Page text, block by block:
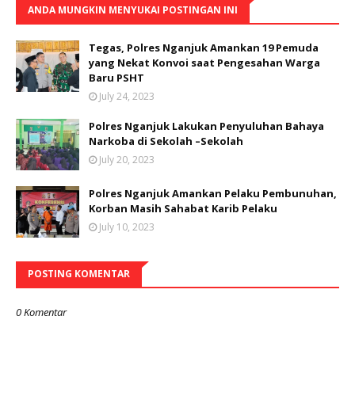
ANDA MUNGKIN MENYUKAI POSTINGAN INI
Tegas, Polres Nganjuk Amankan 19 Pemuda
yang Nekat Konvoi saat Pengesahan Warga
Baru PSHT
July 24, 2023
Polres Nganjuk Lakukan Penyuluhan Bahaya
Narkoba di Sekolah –Sekolah
July 20, 2023
Polres Nganjuk Amankan Pelaku Pembunuhan,
Korban Masih Sahabat Karib Pelaku
July 10, 2023
POSTING KOMENTAR
0 Komentar